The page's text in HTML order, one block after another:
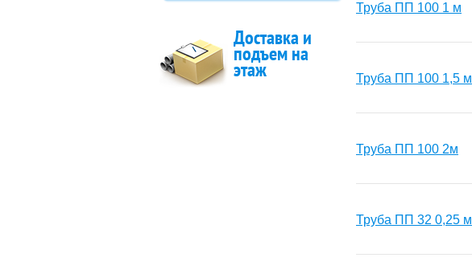
Доставка и
подъем на
этаж
Труба ПП 100 1 м
Труба ПП 100 1,5 м
Труба ПП 100 2м
Труба ПП 32 0,25 м